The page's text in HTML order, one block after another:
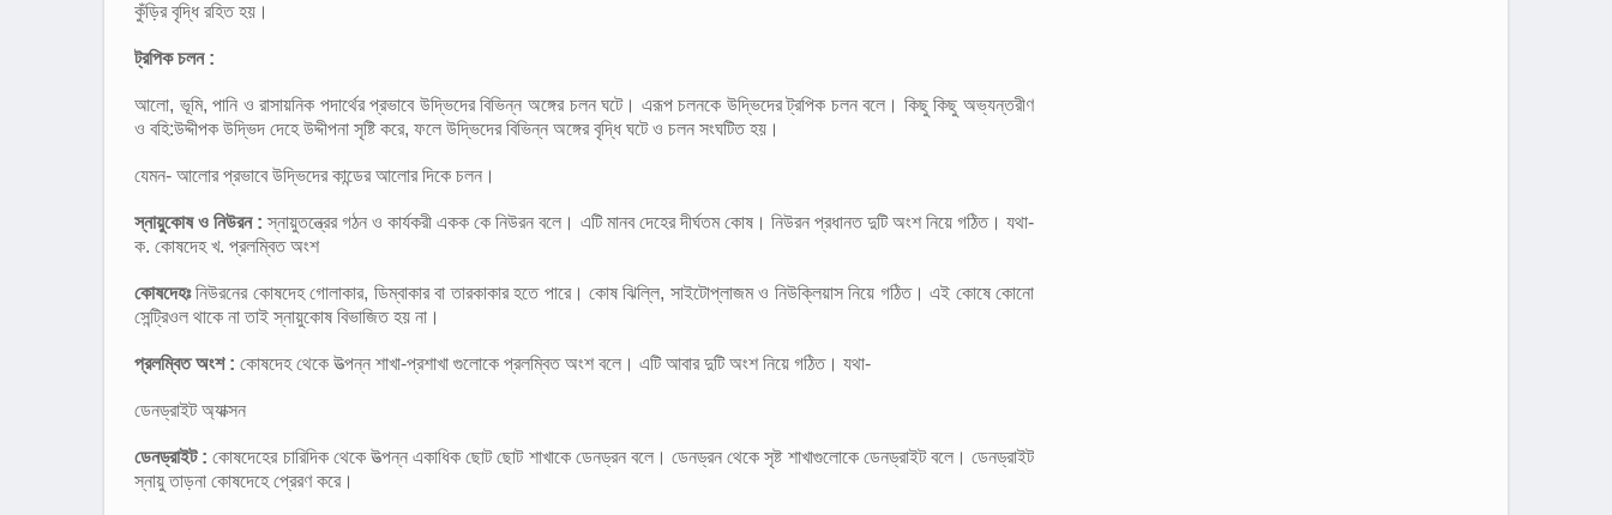
কুঁড়ির বৃদ্ধি রহিত হয়।
ট্রপিক চলন :
আলো, ভূমি, পানি ও রাসায়নিক পদার্থের প্রভাবে উদ্ভিদের বিভিন্ন অঙ্গের চলন ঘটে। এরূপ চলনকে উদ্ভিদের ট্রপিক চলন বলে। কিছু কিছু অভ্যন্তরীণ
ও বহি:উদ্দীপক উদ্ভিদ দেহে উদ্দীপনা সৃষ্টি করে, ফলে উদ্ভিদের বিভিন্ন অঙ্গের বৃদ্ধি ঘটে ও চলন সংঘটিত হয়।
যেমন- আলোর প্রভাবে উদ্ভিদের কান্ডের আলোর দিকে চলন।
স্নায়ুকোষ ও নিউরন : স্নায়ুতন্ত্রের গঠন ও কার্যকরী একক কে নিউরন বলে। এটি মানব দেহের দীর্ঘতম কোষ। নিউরন প্রধানত দুটি অংশ নিয়ে গঠিত। যথা-
ক. কোষদেহ খ. প্রলম্বিত অংশ
কোষদেহঃনিউরনের কোষদেহ গোলাকার, ডিম্বাকার বা তারকাকার হতে পারে। কোষ ঝিল্লি, সাইটোপ্লাজম ও নিউক্লিয়াস নিয়ে গঠিত। এই কোষে কোনো
সেন্ট্রিওল থাকে না তাই স্নায়ুকোষ বিভাজিত হয় না।
প্রলম্বিত অংশ : কোষদেহ থেকে উত্পন্ন শাখা-প্রশাখা গুলোকে প্রলম্বিত অংশ বলে। এটি আবার দুটি অংশ নিয়ে গঠিত। যথা-
ডেনড্রাইট অ্যাক্সন
ডেনড্রাইট : কোষদেহের চারিদিক থেকে উত্পন্ন একাধিক ছোট ছোট শাখাকে ডেনড্রন বলে। ডেনড্রন থেকে সৃষ্ট শাখাগুলোকে ডেনড্রাইট বলে। ডেনড্রাইট
স্নায়ু তাড়না কোষদেহে প্রেরণ করে।